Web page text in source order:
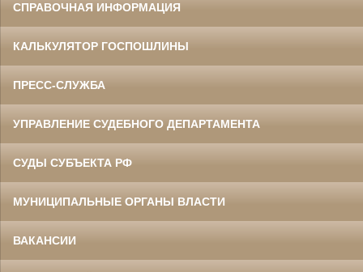
СПРАВОЧНАЯ ИНФОРМАЦИЯ
КАЛЬКУЛЯТОР ГОСПОШЛИНЫ
ПРЕСС-СЛУЖБА
УПРАВЛЕНИЕ СУДЕБНОГО ДЕПАРТАМЕНТА
СУДЫ СУБЪЕКТА РФ
МУНИЦИПАЛЬНЫЕ ОРГАНЫ ВЛАСТИ
ВАКАНСИИ